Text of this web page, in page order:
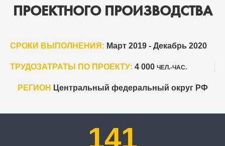
ПРОЕКТНОГО ПРОИЗВОДСТВА
СРОКИ ВЫПОЛНЕНИЯ: Март 2019 - Декабрь 2020
ТРУДОЗАТРАТЫ ПО ПРОЕКТУ: 4 000 ЧЕЛ.-ЧАС.
РЕГИОН Центральный федеральный округ РФ
141